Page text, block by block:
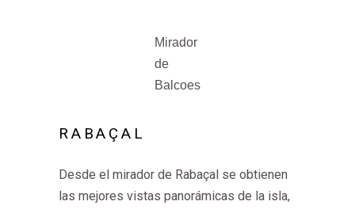
Mirador
de
Balcoes
RABAÇAL
Desde el mirador de Rabaçal se obtienen
las mejores vistas panorámicas de la isla,